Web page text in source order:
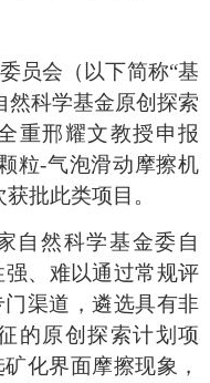
员会（以下简称“基
然科学基金原创探索
重邢耀文教授申报
粒-气泡滑动摩擦机
批此类项目。
自然科学基金委自
、难以通过常规评
渠道，遴选具有非
的原创探索计划项
化界面摩擦现象，